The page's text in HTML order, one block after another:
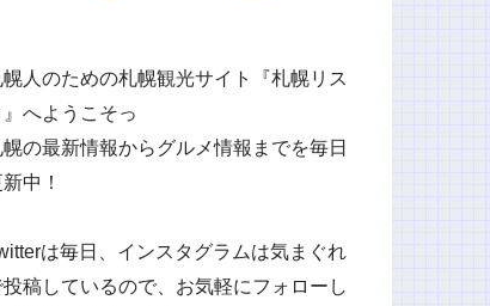
幌人のための札幌観光サイト『札幌リス
』へようこそっ
幌の最新情報からグルメ情報までを毎日
中！
は毎日、インスタグラムは気まぐれ
投稿しているので、お気軽にフォローし